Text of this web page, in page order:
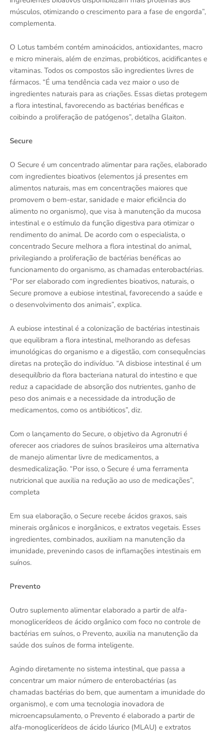
músculos, otimizando o crescimento para a fase de engorda”,
complementa.
O Lotus também contém aminoácidos, antioxidantes, macro
e micro minerais, além de enzimas, probióticos, acidificantes e
vitaminas. Todos os compostos são ingredientes livres de
fármacos. “É uma tendência cada vez maior o uso de
ingredientes naturais para as criações. Essas dietas protegem
a flora intestinal, favorecendo as bactérias benéficas e
coibindo a proliferação de patógenos”, detalha Glaiton.
Secure
O Secure é um concentrado alimentar para rações, elaborado
com ingredientes bioativos (elementos já presentes em
alimentos naturais, mas em concentrações maiores que
promovem o bem-estar, sanidade e maior eficiência do
alimento no organismo), que visa à manutenção da mucosa
intestinal e o estímulo da função digestiva para otimizar o
rendimento do animal. De acordo com o especialista, o
concentrado Secure melhora a flora intestinal do animal,
privilegiando a proliferação de bactérias benéficas ao
funcionamento do organismo, as chamadas enterobactérias.
“Por ser elaborado com ingredientes bioativos, naturais, o
Secure promove a eubiose intestinal, favorecendo a saúde e
o desenvolvimento dos animais”, explica.
A eubiose intestinal é a colonização de bactérias intestinais
que equilibram a flora intestinal, melhorando as defesas
imunológicas do organismo e a digestão, com consequências
diretas na proteção do indivíduo. “A disbiose intestinal é um
desequilíbrio da flora bacteriana natural do intestino e que
reduz a capacidade de absorção dos nutrientes, ganho de
peso dos animais e a necessidade da introdução de
medicamentos, como os antibióticos”, diz.
Com o lançamento do Secure, o objetivo da Agronutri é
oferecer aos criadores de suínos brasileiros uma alternativa
de manejo alimentar livre de medicamentos, a
desmedicalização. “Por isso, o Secure é uma ferramenta
nutricional que auxilia na redução ao uso de medicações”,
completa
Em sua elaboração, o Secure recebe ácidos graxos, sais
minerais orgânicos e inorgânicos, e extratos vegetais. Esses
ingredientes, combinados, auxiliam na manutenção da
imunidade, prevenindo casos de inflamações intestinais em
suínos.
Prevento
Outro suplemento alimentar elaborado a partir de alfa-
monoglicerídeos de ácido orgânico com foco no controle de
bactérias em suínos, o Prevento, auxilia na manutenção da
saúde dos suínos de forma inteligente.
Agindo diretamente no sistema intestinal, que passa a
concentrar um maior número de enterobactérias (as
chamadas bactérias do bem, que aumentam a imunidade do
organismo), e com uma tecnologia inovadora de
microencapsulamento, o Prevento é elaborado a partir de
alfa-monoglicerídeos de ácido láurico (MLAU) e extratos